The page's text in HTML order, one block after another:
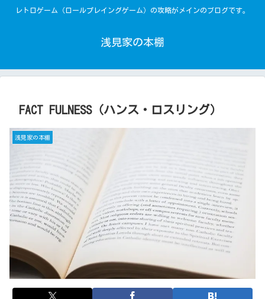
レトロゲーム（ロールプレイングゲーム）の攻略がメインのブログです。
浅見家の本棚
FACT FULNESS（ハンス・ロスリング）
浅見家の本棚